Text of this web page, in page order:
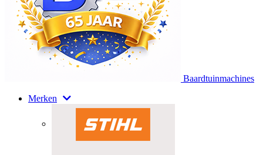
Baardtuinmachines
Merken